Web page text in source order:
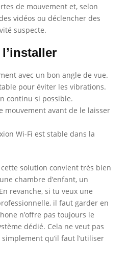
de mouvement et, selon
vidéos ou déclencher des
suspecte.
avec un bon angle de vue.
pour éviter les vibrations.
continu si possible.
mouvement avant de le laisser
Wi-Fi est stable dans la
solution convient très bien
chambre d’enfant, un
revanche, si tu veux une
il faut garder en
n’offre pas toujours le
dédié. Cela ne veut pas
qu’il faut l’utiliser